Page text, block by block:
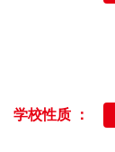
学校性质 ：